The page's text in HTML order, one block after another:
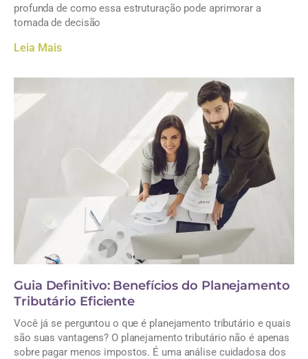
profunda de como essa estruturação pode aprimorar a
tomada de decisão
Leia Mais
Guia Definitivo: Benefícios do Planejamento
Tributário Eficiente
Você já se perguntou o que é planejamento tributário e quais
são suas vantagens? O planejamento tributário não é apenas
sobre pagar menos impostos. É uma análise cuidadosa dos